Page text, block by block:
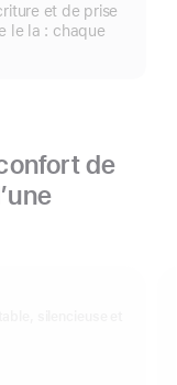
et de prise
le la : chaque
de